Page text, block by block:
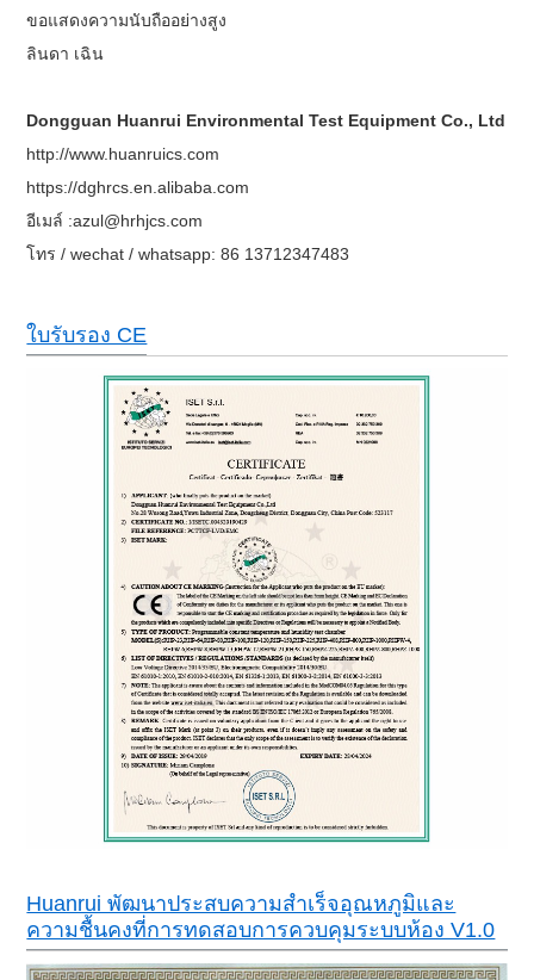
ขอแสดงความนับถืออย่างสูง
ลินดา เฉิน
Dongguan Huanrui Environmental Test Equipment Co., Ltd
http://www.huanruics.com
https://dghrcs.en.alibaba.com
อีเมล์ :azul@hrhjcs.com
โทร / wechat / whatsapp: 86 13712347483
ใบรับรอง CE
Huanrui พัฒนาประสบความสำเร็จอุณหภูมิและ
ความชื้นคงที่การทดสอบการควบคุมระบบห้อง V1.0